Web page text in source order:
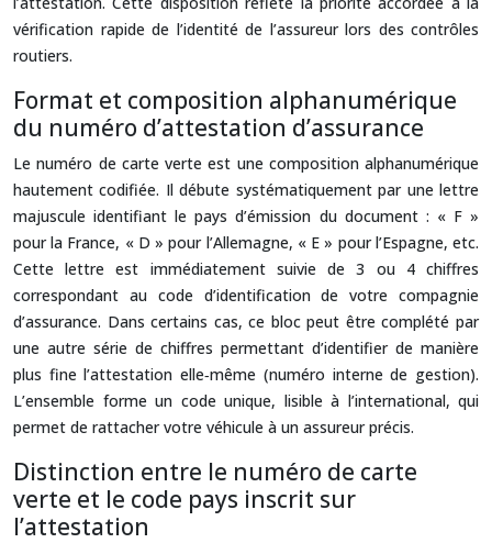
vérification rapide de l’identité de l’assureur lors des contrôles
routiers.
Format et composition alphanumérique
du numéro d’attestation d’assurance
Le numéro de carte verte est une composition alphanumérique
hautement codifiée. Il débute systématiquement par une lettre
majuscule identifiant le pays d’émission du document : « F »
pour la France, « D » pour l’Allemagne, « E » pour l’Espagne, etc.
Cette lettre est immédiatement suivie de 3 ou 4 chiffres
correspondant au code d’identification de votre compagnie
d’assurance. Dans certains cas, ce bloc peut être complété par
une autre série de chiffres permettant d’identifier de manière
plus fine l’attestation elle‑même (numéro interne de gestion).
L’ensemble forme un code unique, lisible à l’international, qui
permet de rattacher votre véhicule à un assureur précis.
Distinction entre le numéro de carte
verte et le code pays inscrit sur
l’attestation